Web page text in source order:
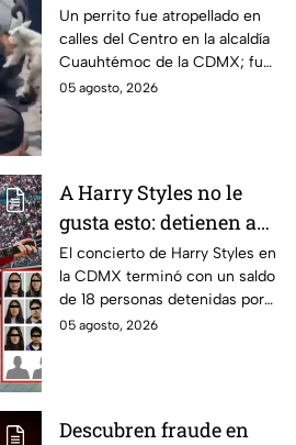
la alcaldía
Cuauhtémoc; policías
lo rescatan y entregan
a su dueña
Un perrito fue atropellado en
calles del Centro en la alcaldía
Cuauhtémoc de la CDMX; fue
rescatado y resguardado por
05 agosto, 2026
A Harry Styles no le
gusta esto: detienen a
18 tras concierto en
CDMX
El concierto de Harry Styles en
la CDMX terminó con un saldo
de 18 personas detenidas por
policías, quienes los esposaron
05 agosto, 2026
Descubren fraude en